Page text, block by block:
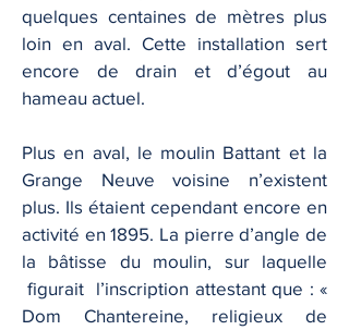
quelques centaines de mètres plus
loin en aval. Cette installation sert
encore de drain et d’égout au
hameau actuel.
Plus en aval, le moulin Battant et la
Grange Neuve voisine n’existent
plus. Ils étaient cependant encore en
activité en 1895. La pierre d’angle de
la bâtisse du moulin, sur laquelle
figurait l’inscription attestant que : «
Dom Chantereine, religieux de